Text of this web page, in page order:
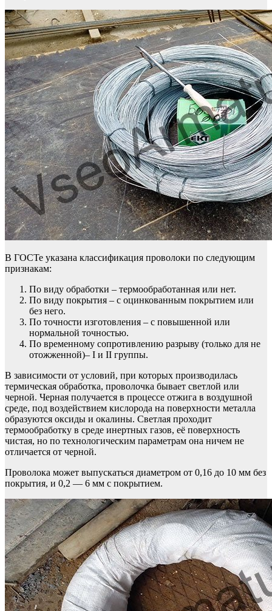
В ГОСТе указана классификация проволоки по следующим
признакам:
По виду обработки – термообработанная или нет.
По виду покрытия – с оцинкованным покрытием или
без него.
По точности изготовления – с повышенной или
нормальной точностью.
По временному сопротивлению разрыву (только для не
отожженной)– I и II группы.
В зависимости от условий, при которых производилась
термическая обработка, проволочка бывает светлой или
черной. Черная получается в процессе отжига в воздушной
среде, под воздействием кислорода на поверхности металла
образуются оксиды и окалины. Светлая проходит
термообработку в среде инертных газов, её поверхность
чистая, но по технологическим параметрам она ничем не
отличается от черной.
Проволока может выпускаться диаметром от 0,16 до 10 мм без
покрытия, и 0,2 — 6 мм с покрытием.